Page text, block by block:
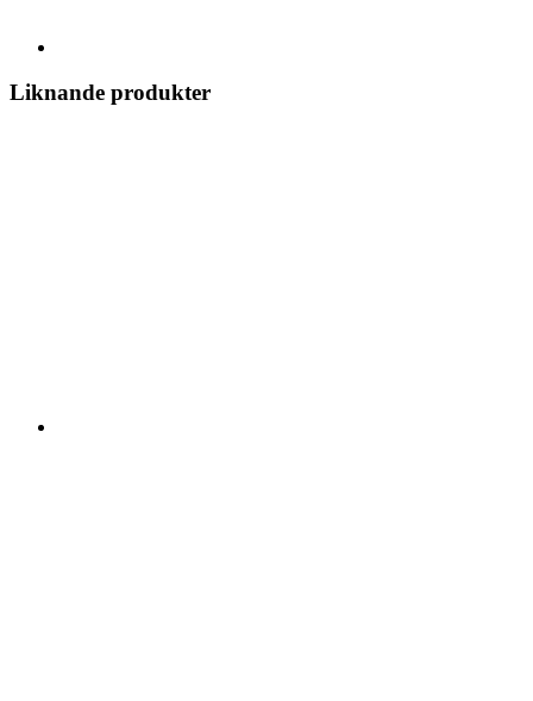
Liknande produkter